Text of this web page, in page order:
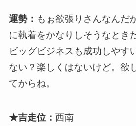
運勢： もぉ欲張りさんなんだ
に執着をかなりしそうなとき
ビッグビジネスも成功しやす
ない？楽しくはないけど。欲
てからね。
★吉走位： 西南